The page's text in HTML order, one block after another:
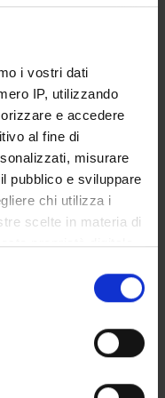
i vostri dati
IP, utilizzando
e accedere
al fine di
misurare
pubblico e sviluppare
chi utilizza i
scelte in materia di
proprietà digitale
in qualsiasi
o facendo clic
dal MUR;